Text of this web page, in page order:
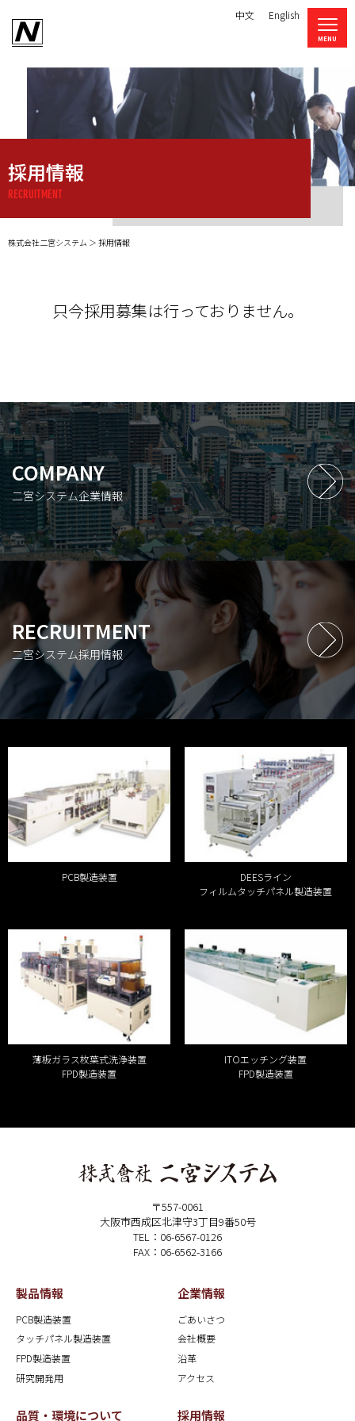
中文 English
採用情報
RECRUITMENT
株式会社二宮システム 採用情報
只今採用募集は行っておりません。
COMPANY
二宮システム企業情報
RECRUITMENT
二宮システム採用情報
PCB製造装置
DEESライン
フィルムタッチパネル製造装置
薄板ガラス枚葉式洗浄装置
FPD製造装置
ITOエッチング装置
FPD製造装置
〒557-0061
大阪市西成区北津守3丁目9番50号
TEL：06-6567-0126
FAX：06-6562-3166
製品情報
PCB製造装置
タッチパネル製造装置
FPD製造装置
研究開発用
企業情報
ごあいさつ
会社概要
沿革
アクセス
品質・環境について 採用情報